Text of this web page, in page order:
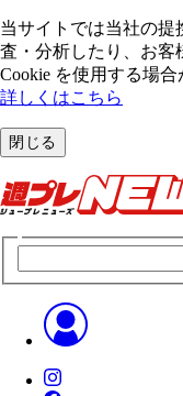
当サイトでは当社の提
査・分析したり、お客
Cookie を使⽤する場合
詳しくはこちら
閉じる